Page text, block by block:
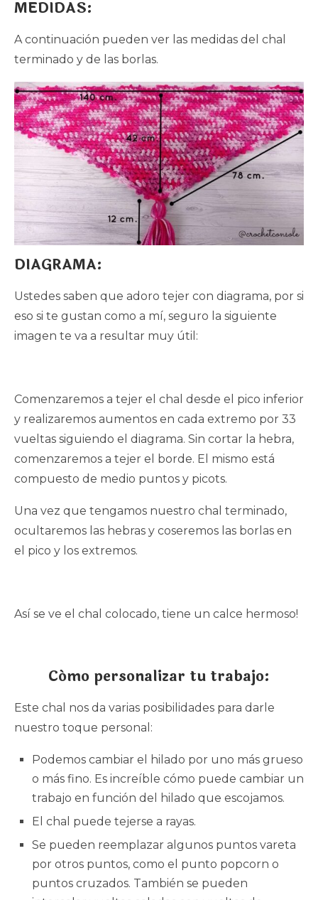
MEDIDAS:
A continuación pueden ver las medidas del chal
terminado y de las borlas.
DIAGRAMA:
Ustedes saben que adoro tejer con diagrama, por si
eso si te gustan como a mí, seguro la siguiente
imagen te va a resultar muy útil:
Comenzaremos a tejer el chal desde el pico inferior
y realizaremos aumentos en cada extremo por 33
vueltas siguiendo el diagrama. Sin cortar la hebra,
comenzaremos a tejer el borde. El mismo está
compuesto de medio puntos y picots.
Una vez que tengamos nuestro chal terminado,
ocultaremos las hebras y coseremos las borlas en
el pico y los extremos.
Así se ve el chal colocado, tiene un calce hermoso!
Cómo personalizar tu trabajo:
Este chal nos da varias posibilidades para darle
nuestro toque personal:
Podemos cambiar el hilado por uno más grueso
o más fino. Es increíble cómo puede cambiar un
trabajo en función del hilado que escojamos.
El chal puede tejerse a rayas.
Se pueden reemplazar algunos puntos vareta
por otros puntos, como el punto popcorn o
puntos cruzados. También se pueden